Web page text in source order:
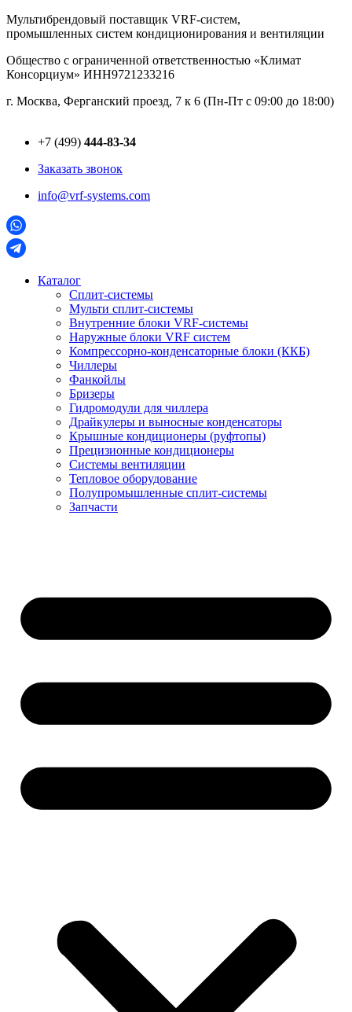
Перейти
к
Мультибрендовый поставщик VRF-cистем,
промышленных систем кондиционирования и вентиляции
Общество с ограниченной ответственностью «Климат
Консорциум» ИНН9721233216
г. Москва, Ферганский проезд, 7 к 6 (Пн-Пт с 09:00 до 18:00)
+7 (499) 444-83-34
Заказать звонок
info@vrf-systems.com
Каталог
Сплит-системы
Мульти сплит-системы
Внутренние блоки VRF-cистемы
Наружные блоки VRF cистем
Компрессорно-конденсаторные блоки (ККБ)
Чиллеры
Фанкойлы
Бризеры
Гидромодули для чиллера
Драйкулеры и выносные конденсаторы
Крышные кондиционеры (руфтопы)
Прецизионные кондиционеры
Системы вентиляции
Тепловое оборудование
Полупромышленные сплит-системы
Запчасти